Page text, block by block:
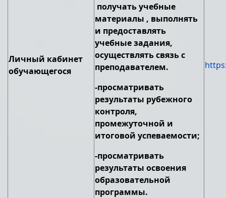
Личный кабинет
обучающегося
получать учебные
материалы , выполнять
и предоставлять
учебные задания,
осуществлять связь с
преподавателем.
-просматривать
результаты рубежного
контроля,
промежуточной и
итоговой успеваемости;
-просматривать
результаты освоения
образовательной
программы.